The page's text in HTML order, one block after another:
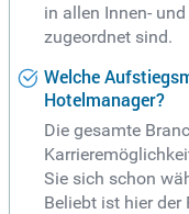
in allen Innen-
zugeordnet sind.
Welche
Hotelmanager?
Die gesamte
Sie sich schon
Beliebt ist hier der